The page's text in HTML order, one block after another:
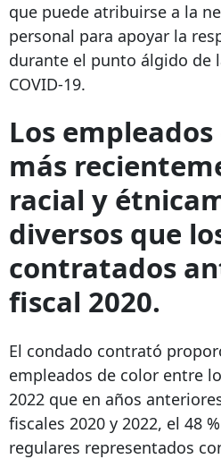
que puede atribuirse a la
personal para apoyar la
durante el punto álgido de
COVID-19.
Los
más
racial y
diversos que
contratados
fiscal 2020.
El condado contrató
empleados de color entre
2022 que en años
fiscales 2020 y 2022, el 48
regulares representados